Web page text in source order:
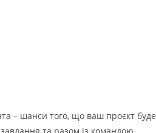
– шанси того, що ваш проєкт буде